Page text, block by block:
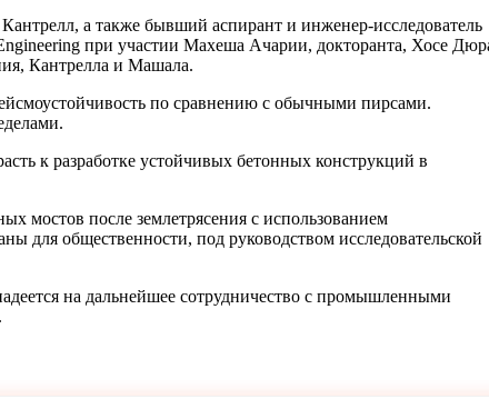
а также бывший аспирант и инженер-исследователь
при участии Махеша Ачарии, докторанта, Хосе
Кантрелла и Машала.
по сравнению с обычными пирсами.
к разработке устойчивых бетонных конструкций в
мостов после землетрясения с использованием
для общественности, под руководством исследовательской
на дальнейшее сотрудничество с промышленными